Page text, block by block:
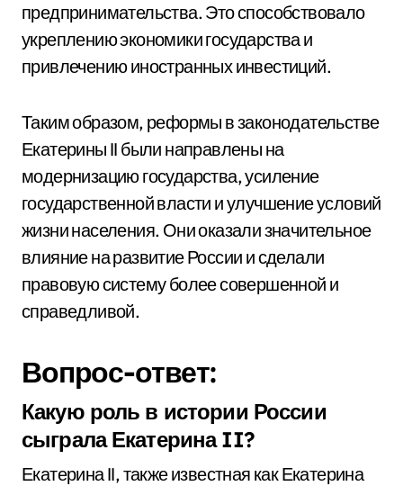
предпринимательства. Это способствовало
укреплению экономики государства и
привлечению иностранных инвестиций.
Таким образом, реформы в законодательстве
Екатерины II были направлены на
модернизацию государства, усиление
государственной власти и улучшение условий
жизни населения. Они оказали значительное
влияние на развитие России и сделали
правовую систему более совершенной и
справедливой.
Вопрос-ответ:
Какую роль в истории России
сыграла Екатерина II?
Екатерина II, также известная как Екатерина